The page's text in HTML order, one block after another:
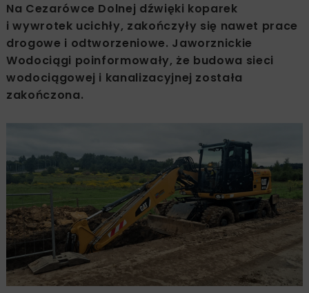
Na Cezarówce Dolnej dźwięki koparek
i wywrotek ucichły, zakończyły się nawet prace
drogowe i odtworzeniowe. Jaworznickie
Wodociągi poinformowały, że budowa sieci
wodociągowej i kanalizacyjnej została
zakończona.